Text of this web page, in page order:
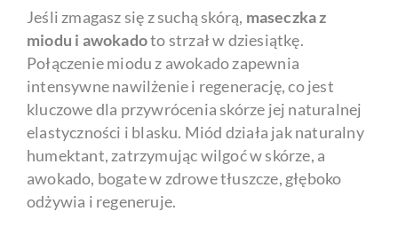
Jeśli zmagasz się z suchą skórą, maseczka z
miodu i awokadoto strzał w dziesiątkę.
Połączenie miodu z awokado zapewnia
intensywne nawilżenie i regenerację, co jest
kluczowe dla przywrócenia skórze jej naturalnej
elastyczności i blasku. Miód działa jak naturalny
humektant, zatrzymując wilgoć w skórze, a
awokado, bogate w zdrowe tłuszcze, głęboko
odżywia i regeneruje.